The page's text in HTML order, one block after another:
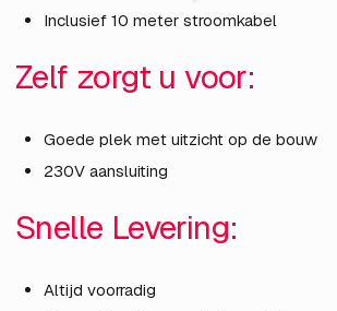
Inclusief 10 meter stroomkabel
Zelf zorgt u voor:
Goede plek met uitzicht op de bouw
230V aansluiting
Snelle Levering:
Altijd voorradig